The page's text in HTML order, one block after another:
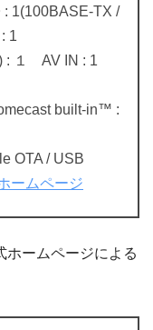
1(100BASE-TX /
1
) : １ AV IN : 1
built-in™ :
OTA / USB
ームページ
ホームページによる